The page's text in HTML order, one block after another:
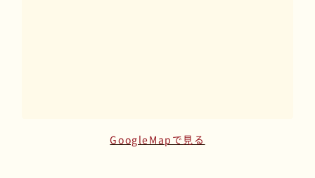
GoogleMapで見る